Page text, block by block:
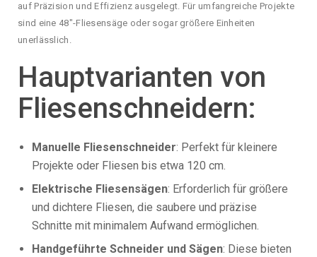
auf Präzision und Effizienz ausgelegt. Für umfangreiche Projekte
sind eine 48″-Fliesensäge oder sogar größere Einheiten
unerlässlich.
Hauptvarianten von
Fliesenschneidern:
Manuelle Fliesenschneider: Perfekt für kleinere
Projekte oder Fliesen bis etwa 120 cm.
Elektrische Fliesensägen: Erforderlich für größere
und dichtere Fliesen, die saubere und präzise
Schnitte mit minimalem Aufwand ermöglichen.
Handgeführte Schneider und Sägen: Diese bieten